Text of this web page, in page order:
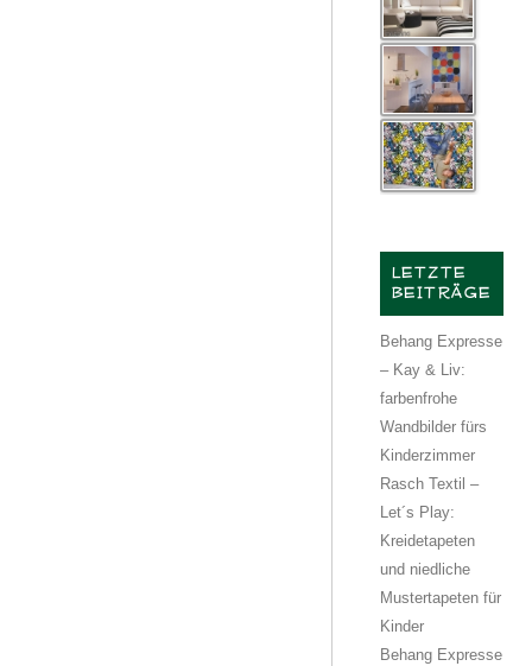
LETZTE
BEITRÄGE
Behang Expresse
– Kay & Liv:
farbenfrohe
Wandbilder fürs
Kinderzimmer
Rasch Textil –
Let´s Play:
Kreidetapeten
und niedliche
Mustertapeten für
Kinder
Behang Expresse